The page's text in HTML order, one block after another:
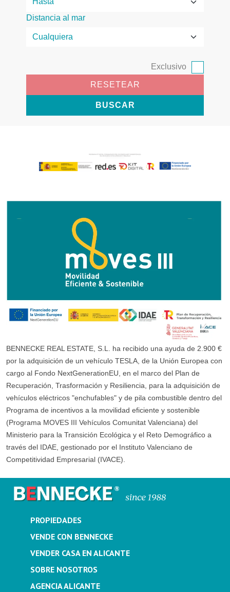
Distancia al mar
Exclusivo
RESETEAR
BUSCAR
BENNECKE REAL ESTATE, S.L. ha recibido una ayuda de 2.900 €
por la adquisición de un vehículo TESLA, de la Unión Europea con
cargo al Fondo NextGenerationEU, en el marco del Plan de
Recuperación, Trasformación y Resiliencia, para la adquisición de
vehículos eléctricos "enchufables" y de pila combustible dentro del
Programa de incentivos a la movilidad eficiente y sostenible
(Programa MOVES III Vehículos Comunitat Valenciana) del
Ministerio para la Transición Ecológica y el Reto Demográfico a
través del IDAE, gestionado por el Instituto Valenciano de
Competitividad Empresarial (IVACE).
PROPIEDADES
VENDE CON BENNECKE
VENDER CASA EN ALICANTE
SOBRE NOSOTROS
AGENCIA ALICANTE